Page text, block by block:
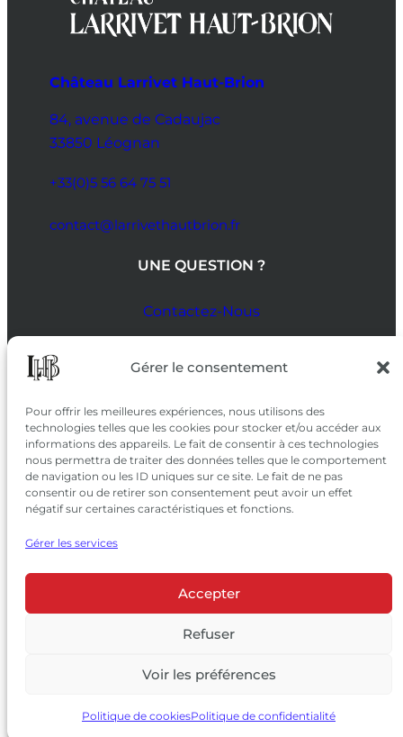
Gérer le consentement
Pour offrir les meilleures expériences, nous utilisons des
technologies telles que les cookies pour stocker et/ou accéder aux
informations des appareils. Le fait de consentir à ces technologies
nous permettra de traiter des données telles que le comportement
de navigation ou les ID uniques sur ce site. Le fait de ne pas
consentir ou de retirer son consentement peut avoir un effet
négatif sur certaines caractéristiques et fonctions.
Gérer les services
Accepter
Refuser
Voir les préférences
Politique de cookiesPolitique de confidentialité
Château Larrivet Haut-Brion
84, avenue de Cadaujac
33850 Léognan
+33(0)5 56 64 75 51
contact@larrivethautbrion.fr
UNE QUESTION ?
Contactez-Nous
SUIVEZ-NOUS
SUR LES RÉSEAUX
© 2026 Château Larrivet Haut-Brion |
Mentions légales|Politique de confidentialité
|CGV
L’ABUS D’ALCOOL EST DANGEREUX POUR LA SANTÉ, À